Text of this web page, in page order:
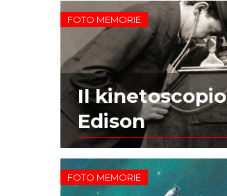
FOTO MEMORIE
Il
Edison
FOTO MEMORIE